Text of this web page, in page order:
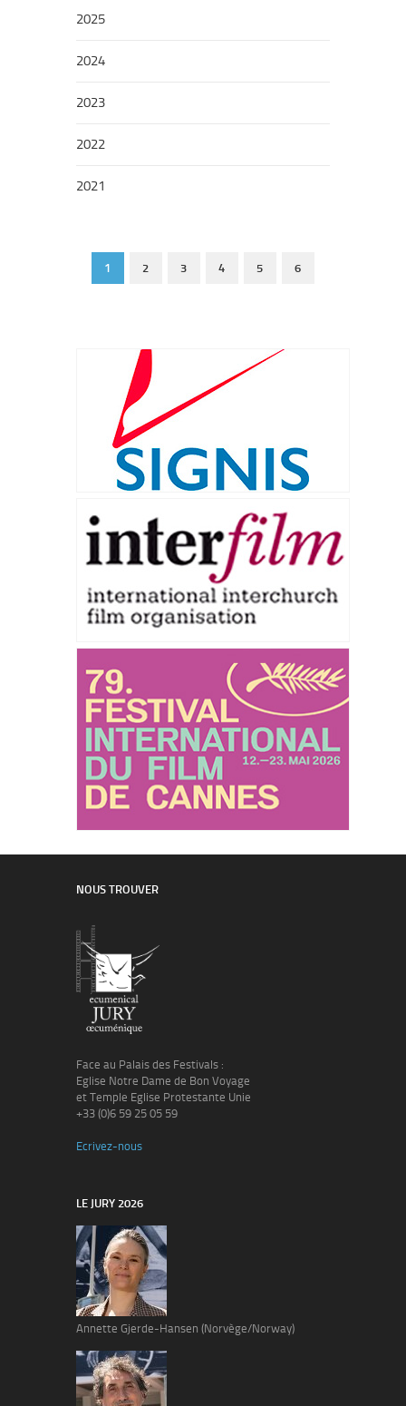
2025
2024
2023
2022
2021
1 2 3 4 5 6
NOUS TROUVER
Face au Palais des Festivals :
Eglise Notre Dame de Bon Voyage
et Temple Eglise Protestante Unie
+33 (0)6 59 25 05 59
Ecrivez-nous
LE JURY 2026
Annette Gjerde-Hansen (Norvège/Norway)